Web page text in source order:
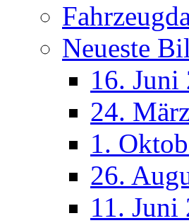
Neueste
16. Juni
24.
1.
26.
11. Juni